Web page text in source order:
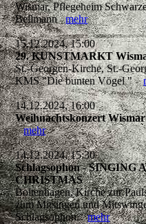
Wismar, Pflegeheim
Bellmannmehr
15.12.2024, 15:00
29. KUNSTMARKT
St.-Georgen-Kirche, St.-
KMS "Die bunten Vögel "
14.12.2024, 16:00
Weihnachtskonzert Wismar
mehr
14.12.2024, 15:30
Schlagsophon - SINGING
CHRISTMAS
Boltenhagen, Kirche zur
zum Mitsingen und
Schlagsophon.mehr